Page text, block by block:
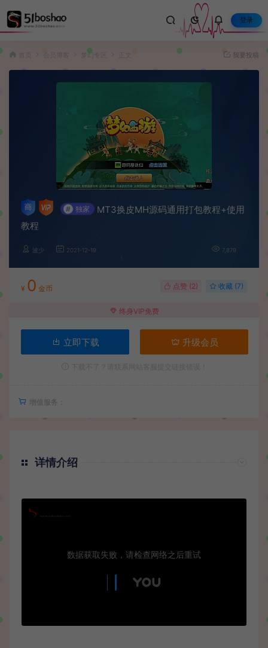
登录
会员博客 梦幻专区 正文 我要投稿
# 独家
MT3换皮MH源码通用打包教程+使用
教程
波少 2021-12-19 7,879
¥ 0 金币 点赞 (2) 收藏 (7)
终身VIP免费
立即下载 升级会员
增值服务：
详情介绍